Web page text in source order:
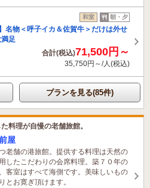
和室 朝・夕
名物＜呼子イカ＆佐賀牛＞だけは外せ
足
合計(税込)71,500円～
35,750円～/人(税込)
プランを見る(85件)
料理が自慢の老舗旅館。
屋
老舗の港旅館。提供する料理は天然の
したこだわりの会席料理。築７０年の
客室はすべて海側です。美味しいもの
とお寛ぎ頂けます。